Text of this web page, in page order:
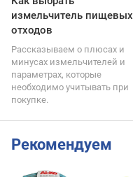
измельчитель пищевых
отходов
Рассказываем о плюсах и
минусах измельчителей и
параметрах, которые
необходимо учитывать при
покупке.
Рекомендуем